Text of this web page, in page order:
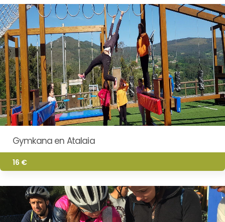
Gymkana en Atalaia
16 €